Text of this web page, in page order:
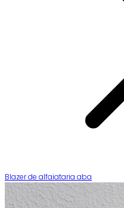
Blazer de alfaiataria aba